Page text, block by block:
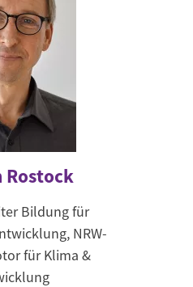
Rostock
Bildung für
NRW-
für Klima &